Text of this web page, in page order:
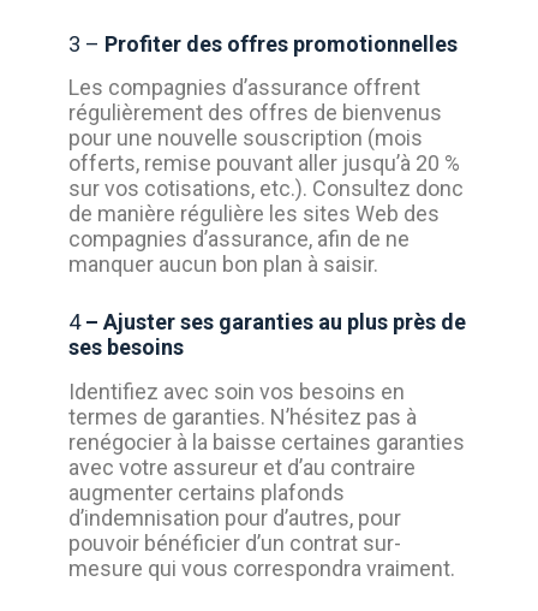
3 – Profiter des offres promotionnelles
Les compagnies d’assurance offrent
régulièrement des offres de bienvenus
pour une nouvelle souscription (mois
offerts, remise pouvant aller jusqu’à 20 %
sur vos cotisations, etc.). Consultez donc
de manière régulière les sites Web des
compagnies d’assurance, afin de ne
manquer aucun bon plan à saisir.
4– Ajuster ses garanties au plus près de
ses besoins
Identifiez avec soin vos besoins en
termes de garanties. N’hésitez pas à
renégocier à la baisse certaines garanties
avec votre assureur et d’au contraire
augmenter certains plafonds
d’indemnisation pour d’autres, pour
pouvoir bénéficier d’un contrat sur-
mesure qui vous correspondra vraiment.